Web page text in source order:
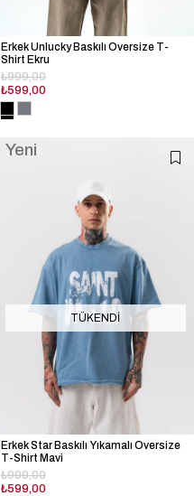
Erkek Unlucky Baskılı Oversize T-
Shirt Ekru
₺599,00
₺999,00
TÜKENDI
Erkek Star Baskılı Yıkamalı Oversize
T-Shirt Mavi
₺599,00
₺999,00
Yeni